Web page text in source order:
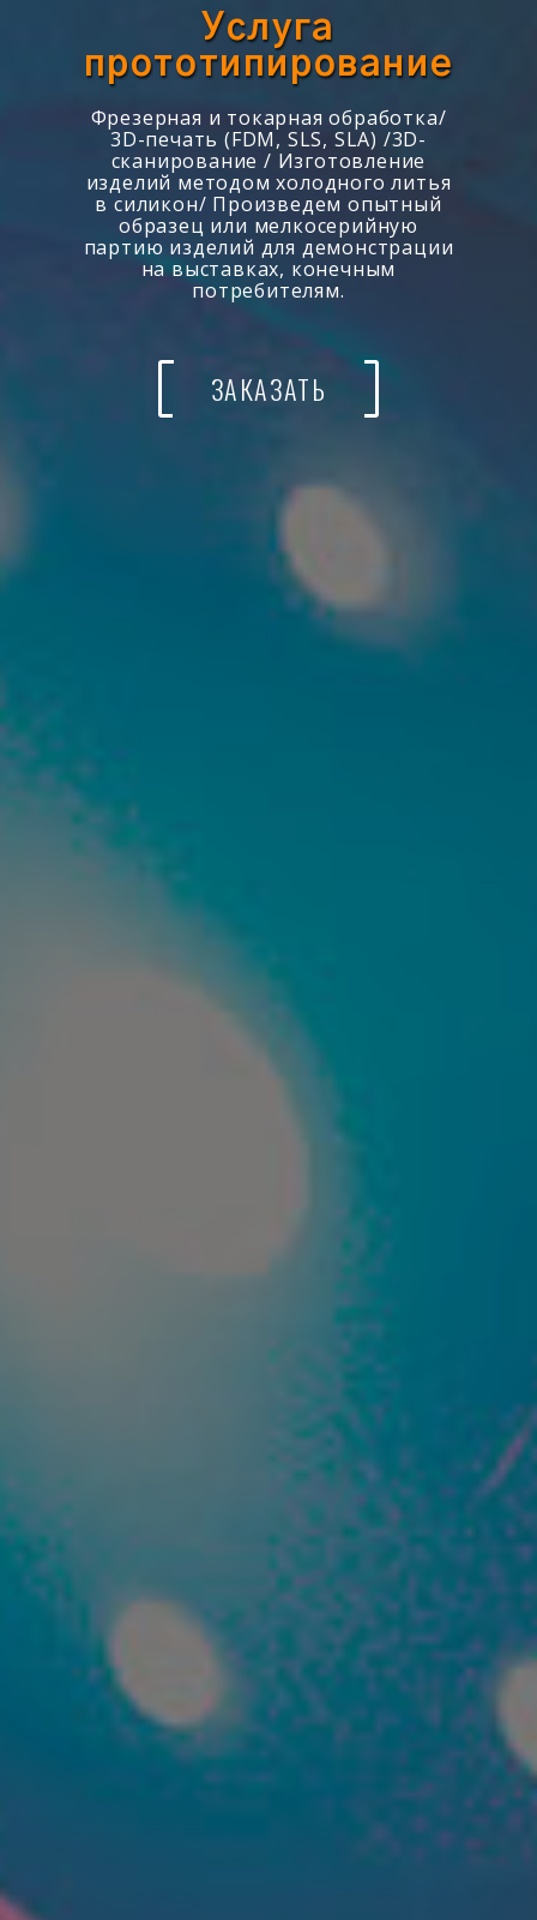
Услуга
прототипирование
Фрезерная и токарная обработка/
3D-печать (FDM, SLS, SLA) /3D-
сканирование / Изготовление
изделий методом холодного литья
в силикон/ Произведем опытный
образец или мелкосерийную
партию изделий для демонстрации
на выставках, конечным
потребителям.
ЗАКАЗАТЬ